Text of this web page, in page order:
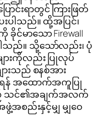
င်းရာတွင် ကြားဖြတ်
ပါသည်။ ထို့အပြင်၊
င်မာသော Firewall
ါသည်။ သို့သော်လည်း၊ ပုံ
ျားကိုလည်း ပြုလုပ်
းသည် စနစ်အား
ရန် အထောက်အကူပြု
သင်၏အချက်အလက်
အစည်းနှင့်မျှ မျှဝေ